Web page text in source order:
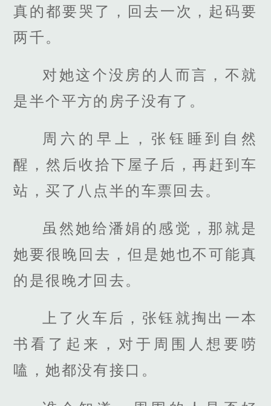
真的都要哭了，回去一次，起码要
两千。
对她这个没房的人而言，不就
是半个平方的房子没有了。
周六的早上，张钰睡到自然
醒，然后收拾下屋子后，再赶到车
站，买了八点半的车票回去。
虽然她给潘娟的感觉，那就是
她要很晚回去，但是她也不可能真
的是很晚才回去。
上了火车后，张钰就掏出一本
书看了起来，对于周围人想要唠
嗑，她都没有接口。